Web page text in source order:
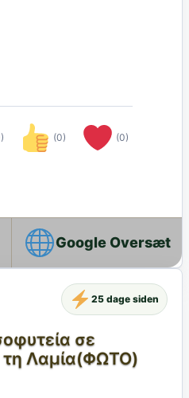
(0) (0)
Google Oversæt
σε
Λαμία(ΦΩΤΟ)
25 dage siden